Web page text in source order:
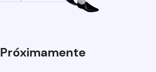
Próximamente